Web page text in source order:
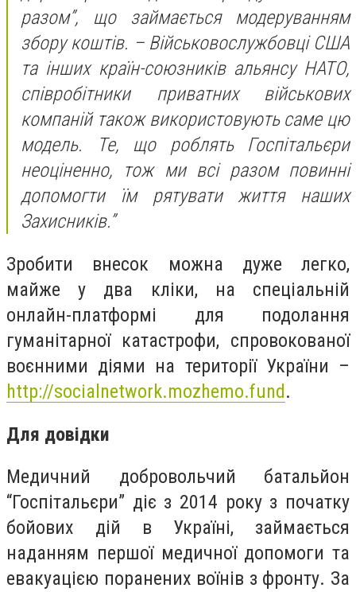
разом”, що займається модеруванням
збору коштів. – Військовослужбовці США
та інших країн-союзників альянсу НАТО,
співробітники приватних військових
компаній також використовують саме цю
модель. Те, що роблять Госпітальєри
неоціненно, тож ми всі разом повинні
допомогти їм рятувати життя наших
Захисників.”
Зробити внесок можна дуже легко,
майже у два кліки, на спеціальній
онлайн-платформі для подолання
гуманітарної катастрофи, спровокованої
воєнними діями на території України –
http://socialnetwork.mozhemo.fund.
Для довідки
Медичний добровольчий батальйон
“Госпітальєри” діє з 2014 року з початку
бойових дій в Україні, займається
наданням першої медичної допомоги та
евакуацією поранених воїнів з фронту. За